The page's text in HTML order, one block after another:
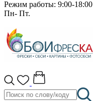
Режим работы: 9:00-18:00
Пн- Пт.